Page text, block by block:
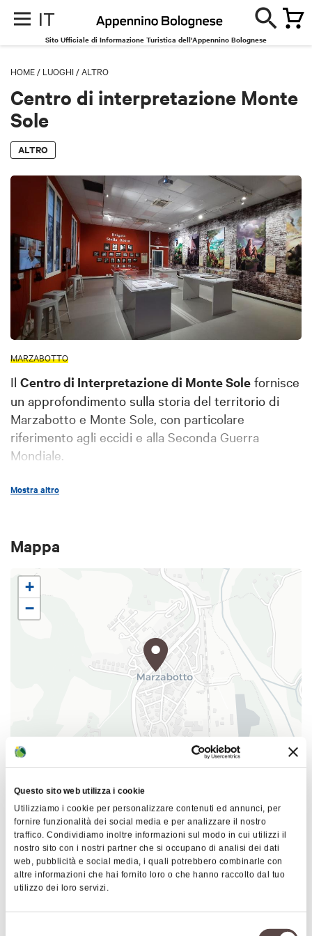
Questo sito web utilizza i cookie
Utilizziamo i cookie per personalizzare contenuti ed annunci, per
fornire funzionalità dei social media e per analizzare il nostro
traffico. Condividiamo inoltre informazioni sul modo in cui utilizzi il
nostro sito con i nostri partner che si occupano di analisi dei dati
web, pubblicità e social media, i quali potrebbero combinarle con
altre informazioni che hai fornito loro o che hanno raccolto dal tuo
utilizzo dei loro servizi.
IT
Sito Ufficiale di Informazione Turistica dell'Appennino Bolognese
HOME / LUOGHI /ALTRO
Centro di interpretazione Monte
Sole
ALTRO
MARZABOTTO
Il Centro di Interpretazione di Monte Sole fornisce
un approfondimento sulla storia del territorio di
Marzabotto e Monte Sole, con particolare
riferimento agli eccidi e alla Seconda Guerra
Mondiale.
Tre sale dedicate rispettivamente alla storia del
informativi, materiale audio-video e un tavolo
Lo spazio è stato realizzato dal Comune di
Marzabotto con il sostegno del Comitato Regionale
per le Onoranze ai Caduti di Marzabotto e la
Presidenza del Consiglio dei Ministri - Segretariato
Generale - Struttura di missione per gli Anniversari
di interesse nazionale - 70° Anniversario della
Resistenza e della Guerra di Liberazione. Si
ringrazia inoltre la collaborazione delle associazioni
e istituzioni legate alla memoria di Monte Sole:
ANPI Marzabotto, Ente Parchi Emilia Orientale,
Familiari Vittime degli eccidi nazifascisti di
Grizzana, Marzabotto e Monzuno, Comune di
Monzuno, Comune di Grizzana Morandi.
Il Centro di Interpretazione di Monte Sole si trova
all’interno della Casa della Cultura e della Memoria,
Mostra altro
Mappa
+
−
Leaflet |©OpenStreetMapcontributors ©CARTO
Centro di interpretazione Monte Sole
Via Porrettana Sud 1
40043 Marzabotto
COME ARRIVARE